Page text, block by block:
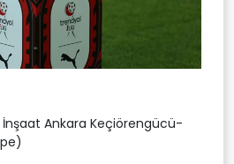
İnşaat Ankara Keçiörengücü-